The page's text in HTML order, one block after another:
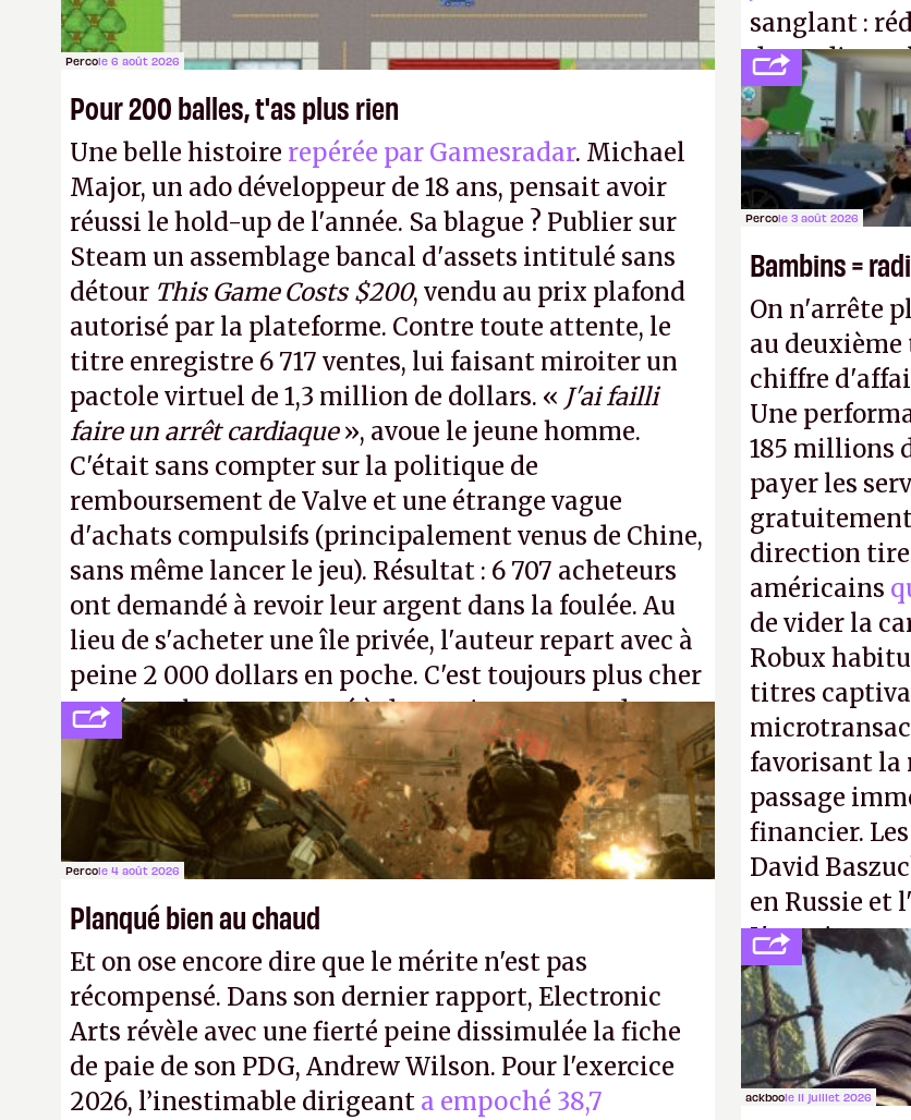
Percole 6 août 2026
Pour 200 balles, t'as plus rien
Une belle histoire repérée par Gamesradar. Michael
Major, un ado développeur de 18 ans, pensait avoir
réussi le hold-up de l'année. Sa blague ? Publier sur
Steam un assemblage bancal d'assets intitulé sans
détour This Game Costs $200, vendu au prix plafond
autorisé par la plateforme. Contre toute attente, le
titre enregistre 6 717 ventes, lui faisant miroiter un
pactole virtuel de 1,3 million de dollars. « J'ai failli
faire un arrêt cardiaque», avoue le jeune homme.
C'était sans compter sur la politique de
remboursement de Valve et une étrange vague
d'achats compulsifs (principalement venus de Chine,
sans même lancer le jeu). Résultat : 6 707 acheteurs
ont demandé à revoir leur argent dans la foulée. Au
lieu de s'acheter une île privée, l'auteur repart avec à
peine 2 000 dollars en poche. C'est toujours plus cher
payé que le temps passé à dev, mais ça apprendra aux
petits malins qu'on ne braque pas Gabe Newell aussi
facilement.P.
sanglant :
de studios et
FCet
Percole 4 août 2026
Planqué bien au chaud
Et on ose encore dire que le mérite n'est pas
récompensé. Dans son dernier rapport, Electronic
Arts révèle avec une fierté peine dissimulée la fiche
de paie de son PDG, Andrew Wilson. Pour l'exercice
2026, l’inestimable dirigeant a empoché 38,7
Percole 3 août 2026
Bambins =
On n'arrête
au
chiffre
Une
185 millions
payer les
gratuitement
direction tire
américains
de vider la
Robux
titres
favorisant la
passage
financier.
David
en Russie et
L'avenir
jamais que
ackboole 11 juillet 2026